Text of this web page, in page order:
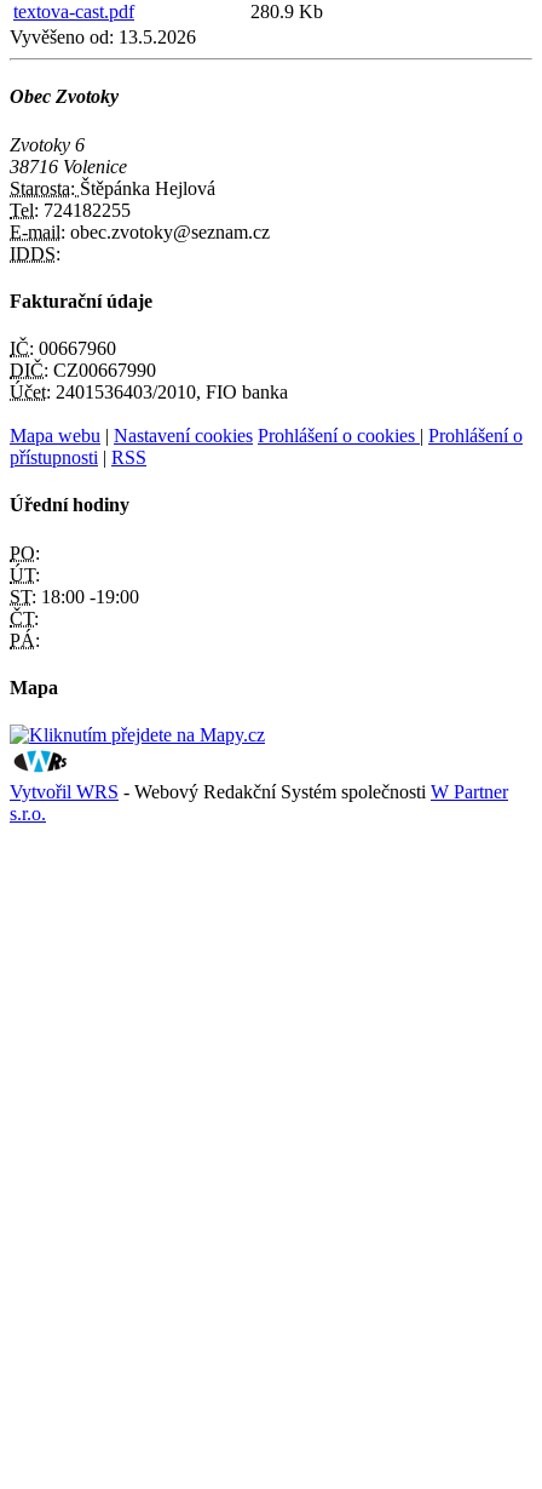
textova-cast.pdf
280.9 Kb
Vyvěšeno od: 13.5.2026
Obec Zvotoky
Zvotoky 6
38716 Volenice
Starosta: Štěpánka Hejlová
Tel: 724182255
E-mail: obec.zvotoky@seznam.cz
IDDS:
Fakturační údaje
IČ: 00667960
DIČ: CZ00667990
Účet: 2401536403/2010, FIO banka
Mapa webu | Nastavení cookies Prohlášení o cookies | Prohlášení o
přístupnosti | RSS
Úřední hodiny
PO:
ÚT:
ST: 18:00 -19:00
ČT:
PÁ:
Mapa
Vytvořil WRS - Webový Redakční Systém společnosti W Partner
s.r.o.